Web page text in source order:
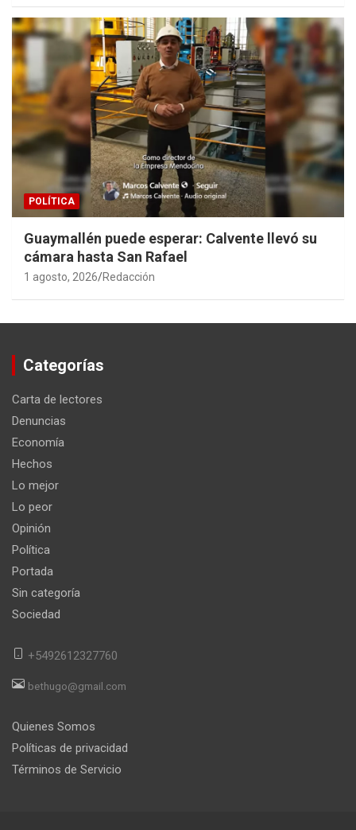
POLÍTICA
Guaymallén puede esperar: Calvente llevó su
cámara hasta San Rafael
1 agosto, 2026 Redacción
Categorías
Carta de lectores
Denuncias
Economía
Hechos
Lo mejor
Lo peor
Opinión
Política
Portada
Sin categoría
Sociedad
+5492612327760
bethugo@gmail.com
Quienes Somos
Políticas de privacidad
Términos de Servicio